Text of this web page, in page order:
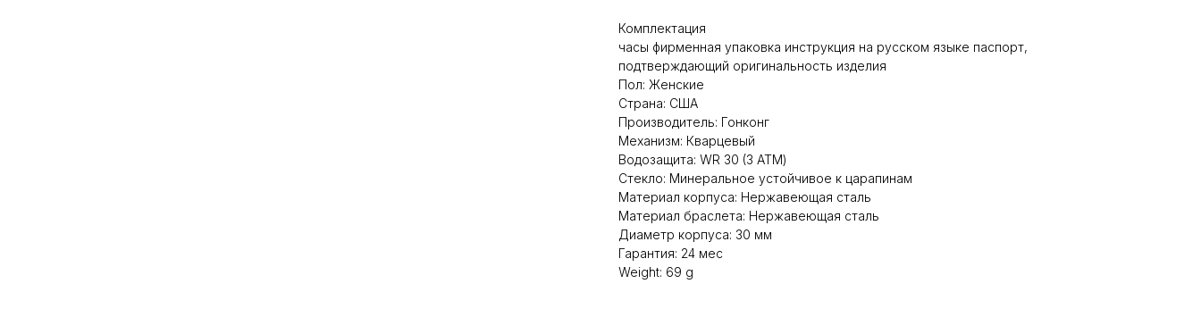
Комплектация
часы фирменная упаковка инструкция на русском языке паспорт,
подтверждающий оригинальность изделия
Пол: Женские
Страна: США
Производитель: Гонконг
Механизм: Кварцевый
Водозащита: WR 30 (3 АТМ)
Стекло: Минеральное устойчивое к царапинам
Материал корпуса: Нержавеющая сталь
Материал браслета: Нержавеющая сталь
Диаметр корпуса: 30 мм
Гарантия: 24 мес
Weight: 69 g